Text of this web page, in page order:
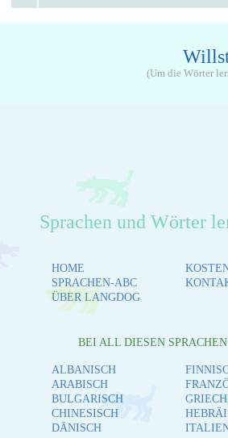
(Um die Wörter
Sprachen und Wörter
HOME
SPRACHEN-ABC
ÜBER LANGDOG
BEI ALL DIESEN
ALBANISCH
ARABISCH
BULGARISCH
CHINESISCH
DÄNISCH